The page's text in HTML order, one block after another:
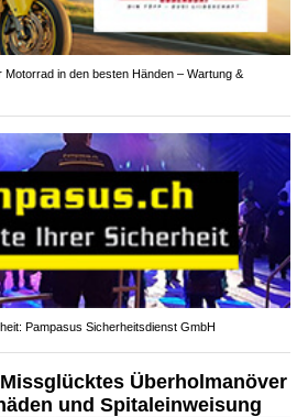
in den besten Händen – Wartung &
Pampasus Sicherheitsdienst GmbH
Überholmanöver
und Spitaleinweisung